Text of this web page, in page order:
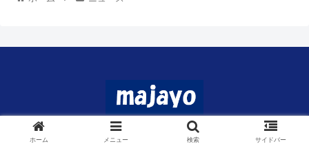
© 2024 マジャヨ.
ホーム メニュー 検索 サイドバー